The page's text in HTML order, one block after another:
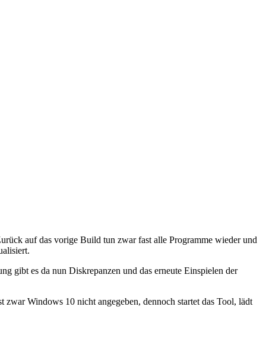
auf das vorige Build tun zwar fast alle Programme wieder und
gibt es da nun Diskrepanzen und das erneute Einspielen der
Windows 10 nicht angegeben, dennoch startet das Tool, lädt